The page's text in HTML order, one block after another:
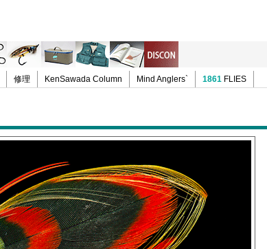
修理 KenSawada Column Mind Anglers` 1861 FLIES